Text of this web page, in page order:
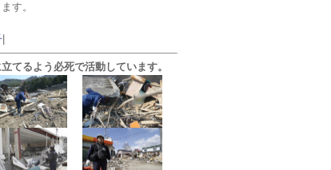
す。
|
てるよう必死で活動しています。